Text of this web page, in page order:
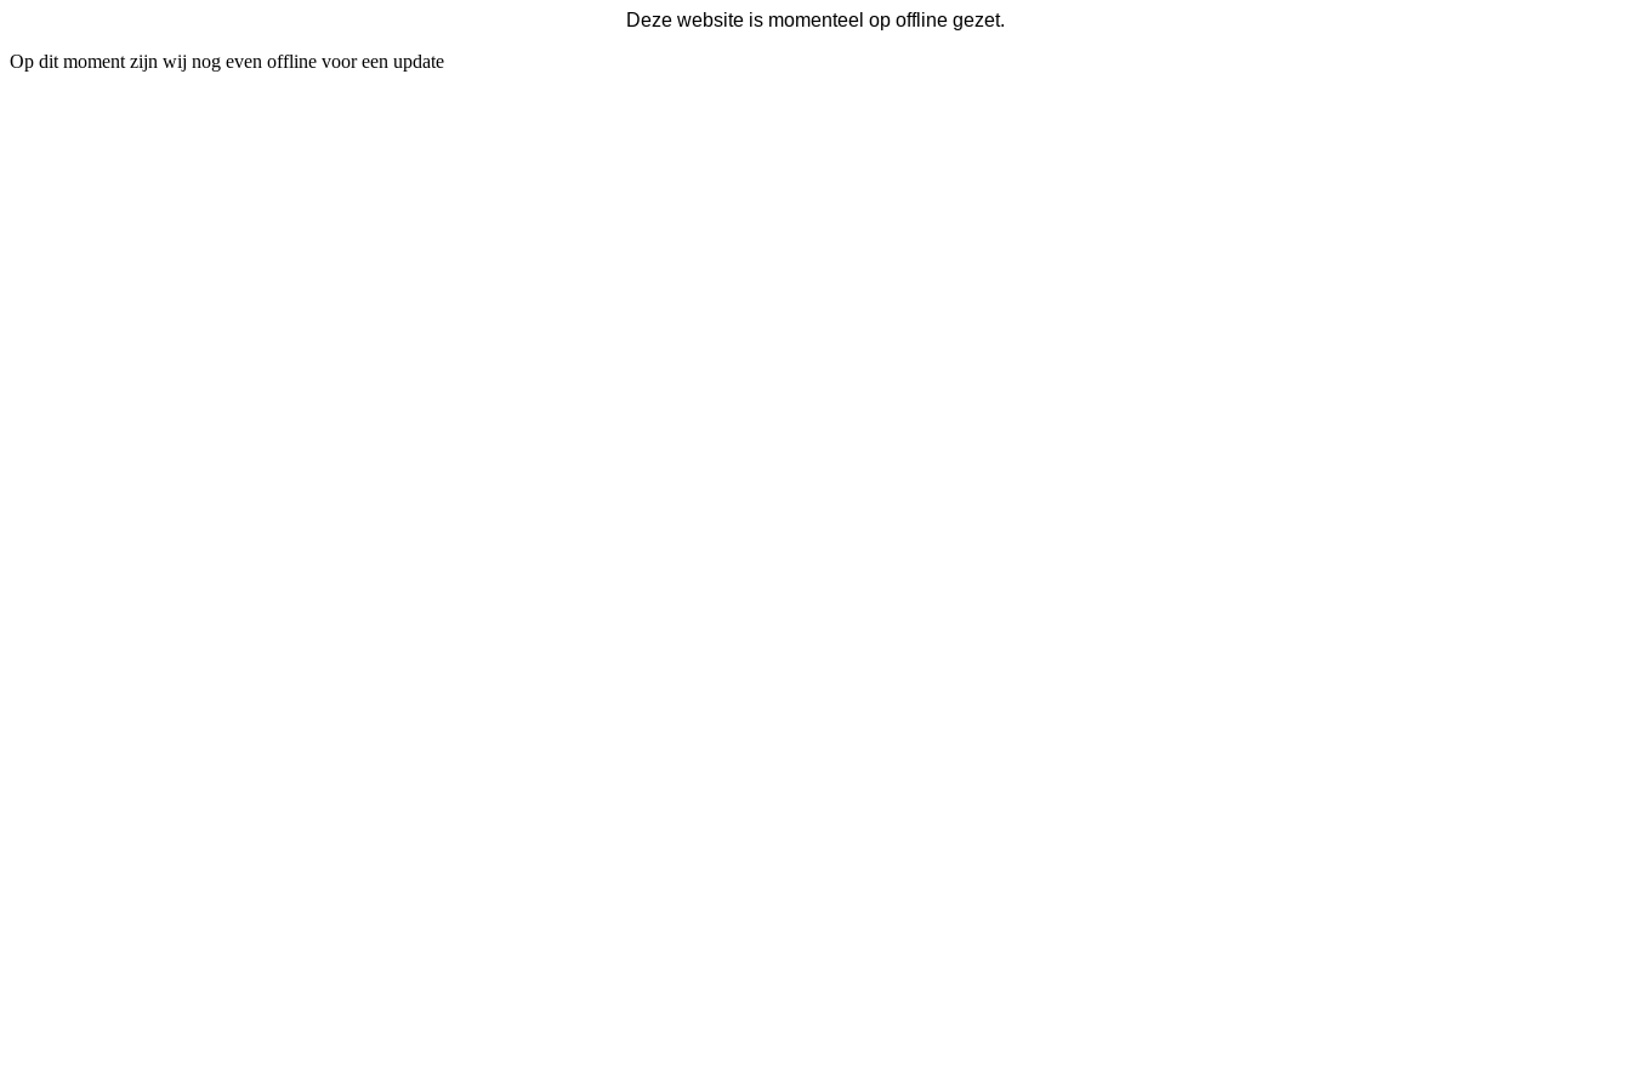
Deze website is momenteel op offline gezet.
Op dit moment zijn wij nog even offline voor een update